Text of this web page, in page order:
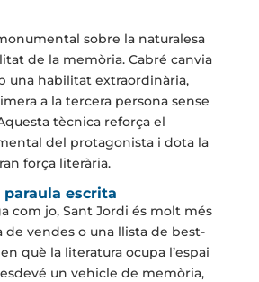
sobre la naturalesa
de la memòria. Cabré canvia
una habilitat extraordinària,
a la tercera persona sense
tècnica reforça el
del protagonista i dota la
força literària.
escrita
com jo, Sant Jordi és molt més
de vendes o una llista de best-
què la literatura ocupa l’espai
un vehicle de memòria,